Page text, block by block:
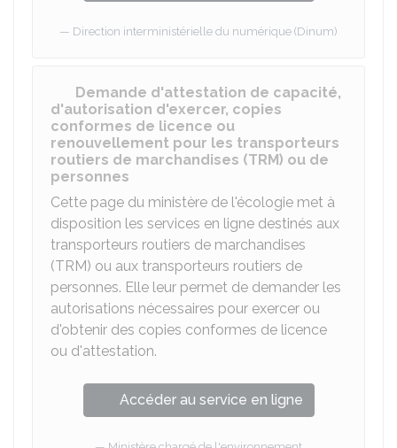
Direction interministérielle du numérique (Dinum)
Demande d'attestation de capacité,
d'autorisation d'exercer, copies
conformes de licence ou
renouvellement pour les transporteurs
routiers de marchandises (TRM) ou de
personnes
Cette page du ministère de l'écologie met à
disposition les services en ligne destinés aux
transporteurs routiers de marchandises
(TRM) ou aux transporteurs routiers de
personnes. Elle leur permet de demander les
autorisations nécessaires pour exercer ou
d'obtenir des copies conformes de licence
ou d'attestation.
Accéder au service en ligne